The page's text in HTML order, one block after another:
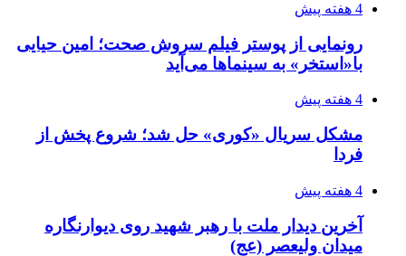
4 هفته پیش
رونمایی از پوستر فیلم سروش صحت؛ امین حیایی
با«استخر» به سینماها می‌آید
4 هفته پیش
مشکل سریال «کوری» حل شد؛ شروع پخش از
فردا
4 هفته پیش
آخرین دیدار ملت با رهبر شهید روی دیوارنگاره
میدان ولیعصر (عج)